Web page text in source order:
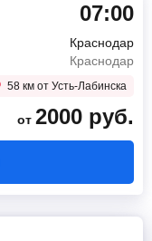
07:00
Краснодар
Краснодар
58 км от Усть-Лабинска
от 2000 руб.